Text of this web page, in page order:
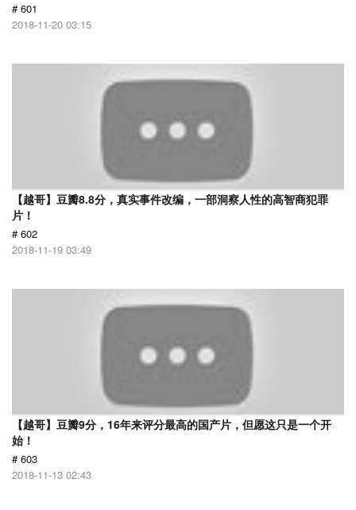
# 601
2018-11-20 03:15
【越哥】豆瓣8.8分，真实事件改编，一部洞察人性的高智商犯罪
片！
# 602
2018-11-19 03:49
【越哥】豆瓣9分，16年来评分最高的国产片，但愿这只是一个开
始！
# 603
2018-11-13 02:43